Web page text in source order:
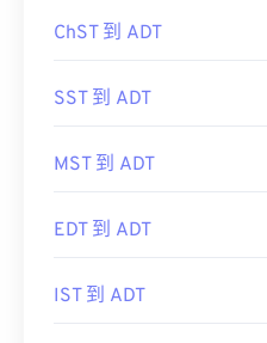
ChST 到 ADT
SST 到 ADT
MST 到 ADT
EDT 到 ADT
IST 到 ADT